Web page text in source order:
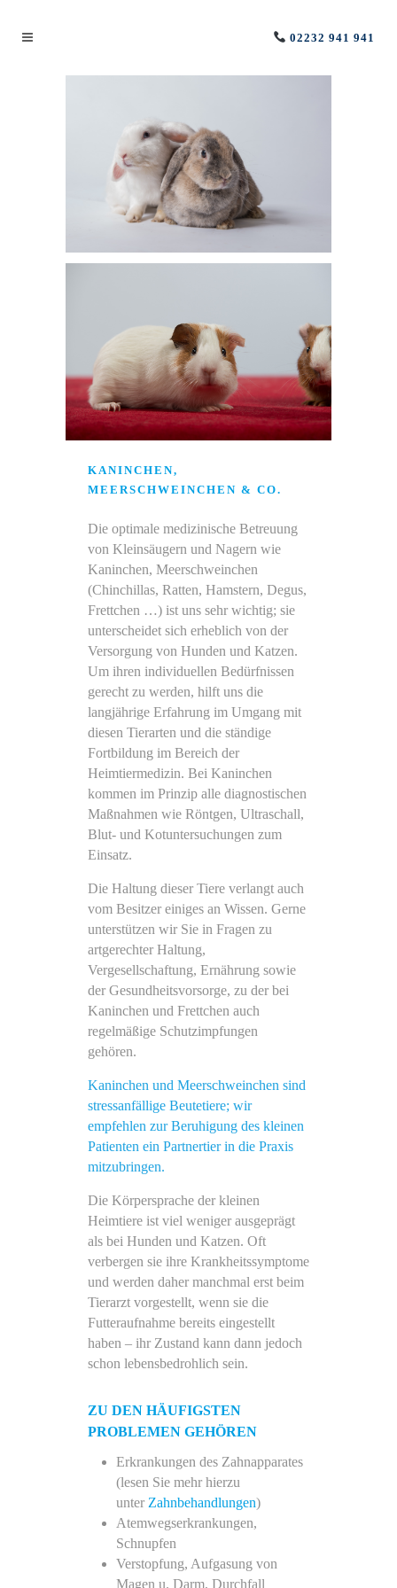
02232 941 941
KANINCHEN,
MEERSCHWEINCHEN & CO.
Die optimale medizinische Betreuung
von Kleinsäugern und Nagern wie
Kaninchen, Meerschweinchen
(Chinchillas, Ratten, Hamstern, Degus,
Frettchen …) ist uns sehr wichtig; sie
unterscheidet sich erheblich von der
Versorgung von Hunden und Katzen.
Um ihren individuellen Bedürfnissen
gerecht zu werden, hilft uns die
langjährige Erfahrung im Umgang mit
diesen Tierarten und die ständige
Fortbildung im Bereich der
Heimtiermedizin. Bei Kaninchen
kommen im Prinzip alle diagnostischen
Maßnahmen wie Röntgen, Ultraschall,
Blut- und Kotuntersuchungen zum
Einsatz.
Die Haltung dieser Tiere verlangt auch
vom Besitzer einiges an Wissen. Gerne
unterstützen wir Sie in Fragen zu
artgerechter Haltung,
Vergesellschaftung, Ernährung sowie
der Gesundheitsvorsorge, zu der bei
Kaninchen und Frettchen auch
regelmäßige Schutzimpfungen
gehören.
Kaninchen und Meerschweinchen sind
stressanfällige Beutetiere; wir
empfehlen zur Beruhigung des kleinen
Patienten ein Partnertier in die Praxis
mitzubringen.
Die Körpersprache der kleinen
Heimtiere ist viel weniger ausgeprägt
als bei Hunden und Katzen. Oft
verbergen sie ihre Krankheitssymptome
und werden daher manchmal erst beim
Tierarzt vorgestellt, wenn sie die
Futteraufnahme bereits eingestellt
haben – ihr Zustand kann dann jedoch
schon lebensbedrohlich sein.
ZU DEN HÄUFIGSTEN
PROBLEMEN GEHÖREN
Erkrankungen des Zahnapparates
(lesen Sie mehr hierzu
unter Zahnbehandlungen)
Atemwegserkrankungen,
Schnupfen
Verstopfung, Aufgasung von
Magen u. Darm, Durchfall